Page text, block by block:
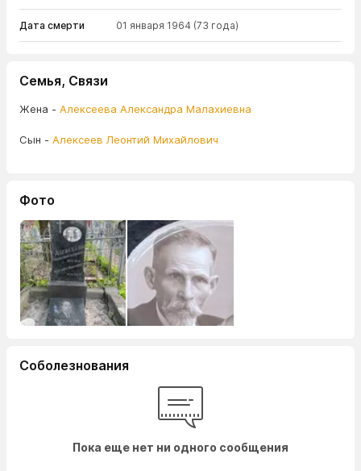
Дата смерти 01 января 1964 (73 года)
Семья, Связи
Жена - Алексеева Александра Малахиевна
Сын - Алексеев Леонтий Михайлович
Фото
Соболезнования
Пока еще нет ни одного сообщения